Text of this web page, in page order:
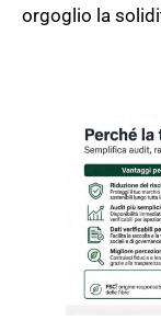
orgoglio la